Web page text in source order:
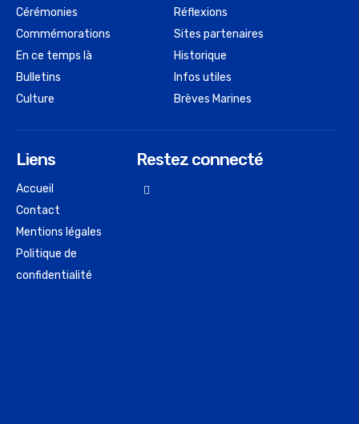
Cérémonies
Commémorations
En ce temps là
Bulletins
Culture
Réflexions
Sites partenaires
Historique
Infos utiles
Brèves Marines
Liens
Accueil
Contact
Mentions légales
Politique de
confidentialité
Restez connecté